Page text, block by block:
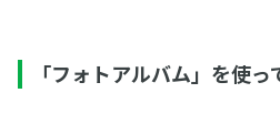
「フォトアルバム」を使